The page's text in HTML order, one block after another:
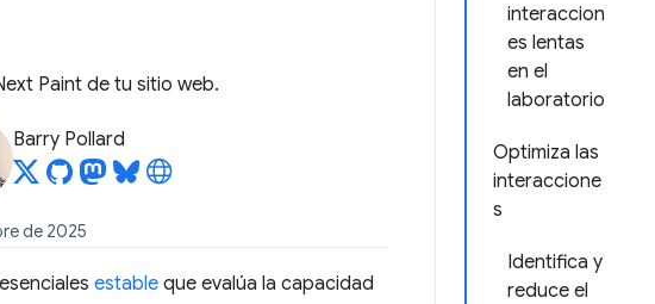
interaccion
es lentas
en el
laboratorio
Optimiza las
interaccione
s
Identifica y
reduce el
Paint de tu sitio web.
Barry Pollard
de 2025
estable que evalúa la capacidad